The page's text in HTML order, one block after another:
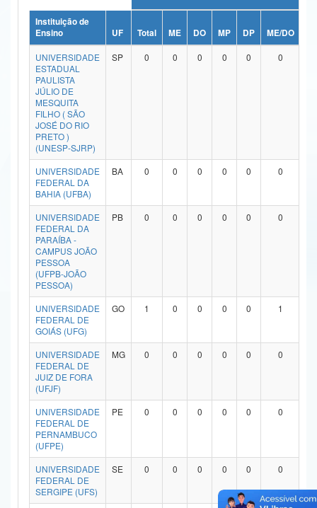
Ministério da Ciência, Tecnologia, Inovações e Comunicações
Ministério do Meio Ambiente
Ministério do Turismo
Ministério do Desenvolvimento Regional
Controladoria-Geral da União
Ministério da Mulher, da Família e dos Direitos Humanos
Secretaria-Geral
Secretaria de Governo
Gabinete de Segurança Institucional
Advocacia-Geral da União
Banco Central do Brasil
Instituição de
Ensino
UF Total ME DO MP DP ME/DO
UNIVERSIDADE
ESTADUAL
PAULISTA
JÚLIO DE
MESQUITA
FILHO ( SÃO
JOSÉ DO RIO
PRETO )
(UNESP-SJRP)
SP 0 0 0 0 0 0
UNIVERSIDADE
FEDERAL DA
BAHIA (UFBA)
BA 0 0 0 0 0 0
UNIVERSIDADE
FEDERAL DA
PARAÍBA -
CAMPUS JOÃO
PESSOA
(UFPB-JOÃO
PESSOA)
PB 0 0 0 0 0 0
UNIVERSIDADE
FEDERAL DE
GOIÁS (UFG)
GO 1 0 0 0 0 1
UNIVERSIDADE
FEDERAL DE
JUIZ DE FORA
(UFJF)
MG 0 0 0 0 0 0
UNIVERSIDADE
FEDERAL DE
PERNAMBUCO
(UFPE)
PE 0 0 0 0 0 0
UNIVERSIDADE
FEDERAL DE
SERGIPE (UFS)
SE 0 0 0 0 0 0